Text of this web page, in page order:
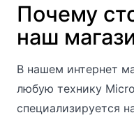
Почему
наш
В нашем интернет
любую технику
специализируется